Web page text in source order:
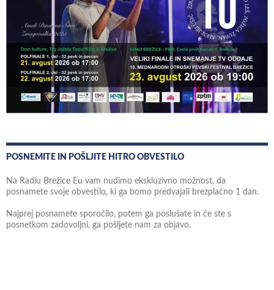
POSNEMITE IN POŠLJITE HITRO OBVESTILO
Na Radiu Brežice Eu vam nudimo ekskluzivno možnost, da
posnamete svoje obvestilo, ki ga bomo predvajali brezplačno 1 dan.
Najprej posnamete sporočilo, potem ga poslušate in če ste s
posnetkom zadovoljni, ga pošljete nam za objavo.